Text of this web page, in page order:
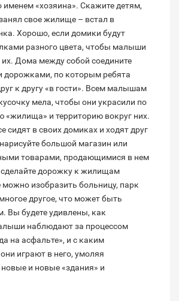
именем «хозяина». Скажите детям,
свое жилище – встал в
Хорошо, если домики будут
разного цвета, чтобы малыши
их. Дома между собой соедините
дорожками, по которым ребята
к другу «в гости». Всем малышам
мела, чтобы они украсили по
«жилища» и территорию вокруг них.
сидят в своих домиках и ходят друг
нарисуйте большой магазин или
товарами, продающимися в нем
сделайте дорожку к жилищам
изобразить больницу, парк
другое, что может быть
Вы будете удивлены, как
наблюдают за процессом
на асфальте», и с каким
играют в него, умоляя
и новые «здания» и